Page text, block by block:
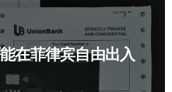
在菲律宾自由出入